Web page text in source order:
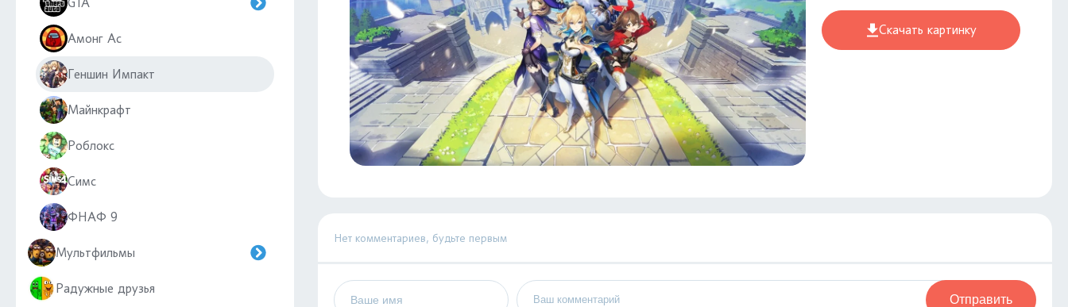
Амонг Ас
Геншин Импакт
Майнкрафт
Роблокс
Симс
ФНАФ 9
Мультфильмы
Радужные друзья
Скачать картинку
Нет комментариев, будьте первым
Отправить